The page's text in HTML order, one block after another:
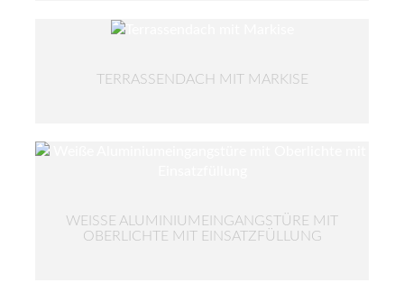
TERRASSENDACH MIT MARKISE
WEISSE ALUMINIUMEINGANGSTÜRE MIT O
BERLICHTE MIT EINSATZFÜLLUNG